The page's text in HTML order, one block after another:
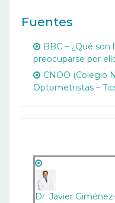
Fuentes
BBC – ¿Qué
preocuparse por
CNOO (Colegio
Optometristas –
Dr. Javier